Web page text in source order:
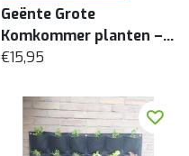
Geënte Grote
Komkommer planten –
per 3 stuks
€15,95